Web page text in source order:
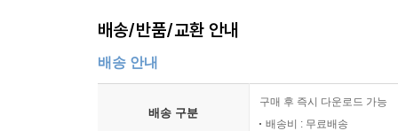
배송/반품/교환 안내
배송 안내
배송 구분
구매 후 즉시 다운로드 가능
배송비 : 무료배송